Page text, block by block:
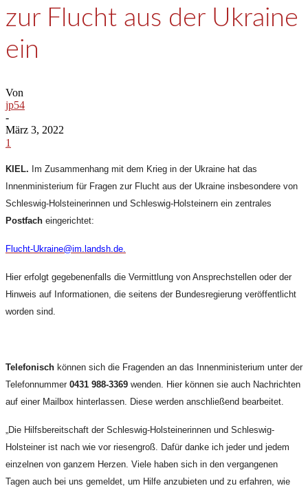
zur Flucht aus der Ukraine
ein
Von
jp54
-
März 3, 2022
1
KIEL. Im Zusammenhang mit dem Krieg in der Ukraine hat das
Innenministerium für Fragen zur Flucht aus der Ukraine insbesondere von
Schleswig-Holsteinerinnen und Schleswig-Holsteinern ein zentrales
Postfach eingerichtet:
Flucht-Ukraine@im.landsh.de.
Hier erfolgt gegebenenfalls die Vermittlung von Ansprechstellen oder der
Hinweis auf Informationen, die seitens der Bundesregierung veröffentlicht
worden sind.
Telefonisch können sich die Fragenden an das Innenministerium unter der
Telefonnummer 0431 988-3369 wenden. Hier können sie auch Nachrichten
auf einer Mailbox hinterlassen. Diese werden anschließend bearbeitet.
„Die Hilfsbereitschaft der Schleswig-Holsteinerinnen und Schleswig-
Holsteiner ist nach wie vor riesengroß. Dafür danke ich jeder und jedem
einzelnen von ganzem Herzen. Viele haben sich in den vergangenen
Tagen auch bei uns gemeldet, um Hilfe anzubieten und zu erfahren, wie